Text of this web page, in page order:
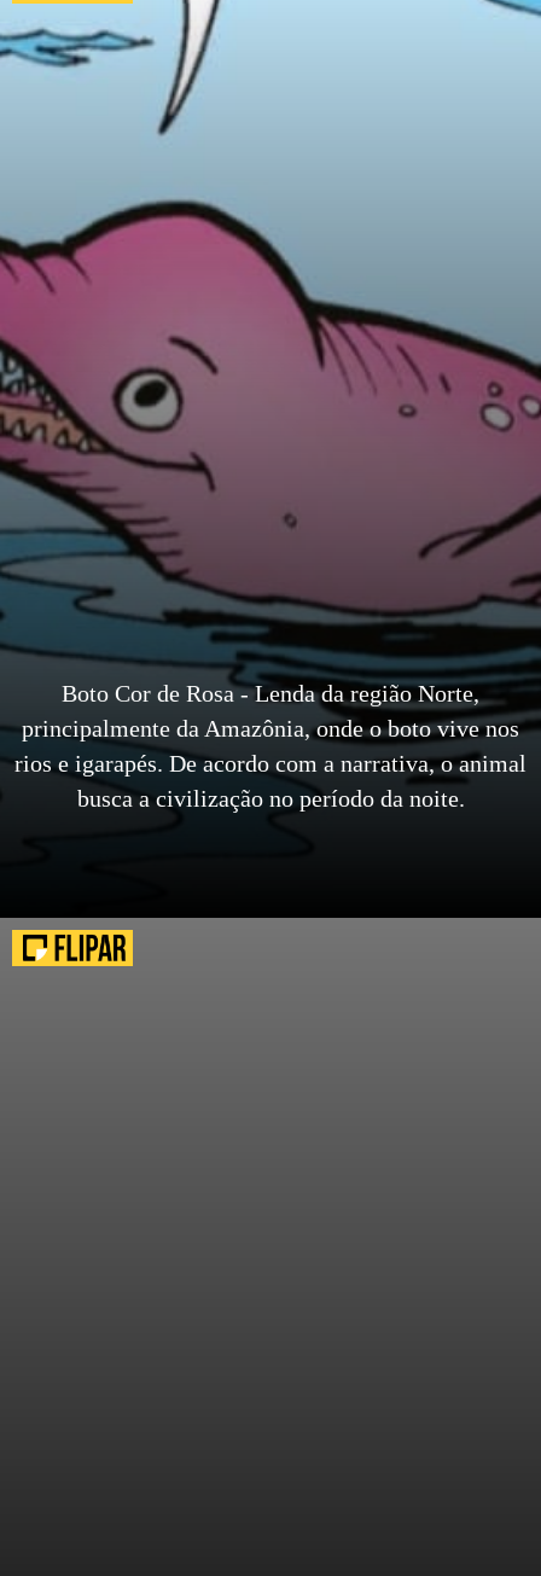
Boto Cor de Rosa - Lenda da região Norte,
principalmente da Amazônia, onde o boto vive nos
rios e igarapés. De acordo com a narrativa, o animal
busca a civilização no período da noite.